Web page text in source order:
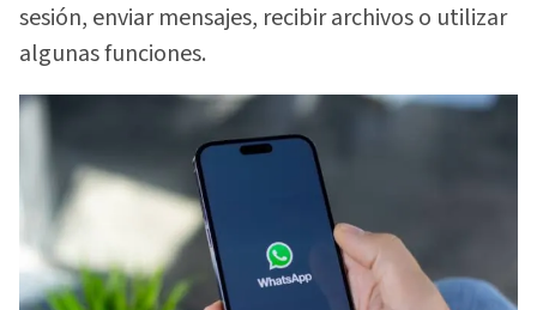
sesión, enviar mensajes, recibir archivos o utilizar
algunas funciones.